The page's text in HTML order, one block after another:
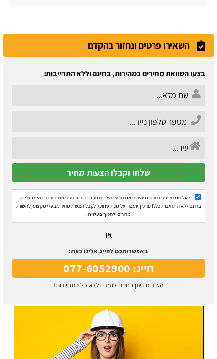
השאירו פרטים ונחזור בהקדם
בצעו השוואת מחירים במהירות, בחינם וללא התחייבות!
בשליחת הטופס הינכם מאשרים את תנאי השימושואת מדיניות הפרטיות באתר. השירות ניתן
בחינם ללא התחייבות כלל! פרטיך יועברו על מנת שתוכל לקבל הצעות מחיר מבעלי מקצוע, להשוות
מחירים ולחסוך בעלויות.
או
באפשרותכם לחייג אלינו כעת:
חייג: 077-6052900
השירות ניתן בחינם לגמרי וללא כל התחייבות!